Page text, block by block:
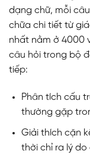
dạng chữ, mỗi
chữa chi tiết từ
nhất nằm ở 4000
câu hỏi trong bộ
tiếp:
Phân tích cấu
thường gặp
Giải thích cặn
thời chỉ ra lý